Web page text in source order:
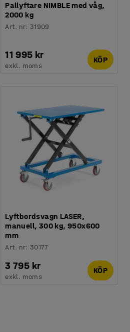
Pallyftare NIMBLE med våg,
2000 kg
Art. nr: 31909
11 995 kr
exkl. moms
KÖP
Lyftbordsvagn LASER,
manuell, 300 kg, 950x600
mm
Art. nr: 30177
3 795 kr
exkl. moms
KÖP